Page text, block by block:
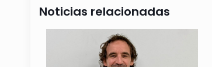
Noticias relacionadas